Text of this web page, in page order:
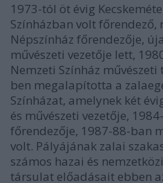
1973-tól öt évig
Színházban volt
Népszínház főrendezője,
művészeti vezetője lett,
Nemzeti Színház
ben megalapította a
Színházat, amelynek két
és művészeti vezetője,
főrendezője, 1987-88-ban
volt. Pályájának zalai
számos hazai és
társulat előadásait ebben